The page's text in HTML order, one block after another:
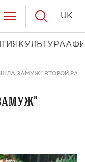
КУЛЬТУРА
UK
ЗАМУЖ" ВТОРОЙ РАЗ